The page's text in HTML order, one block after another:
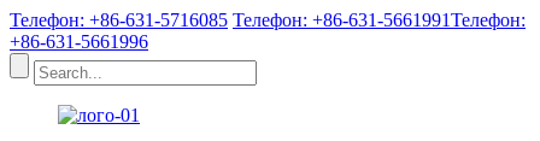
Телефон: +86-631-5716085 Телефон: +86-631-5661991Телефон:
+86-631-5661996